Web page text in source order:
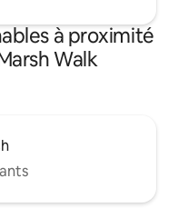
à proximité
Walk